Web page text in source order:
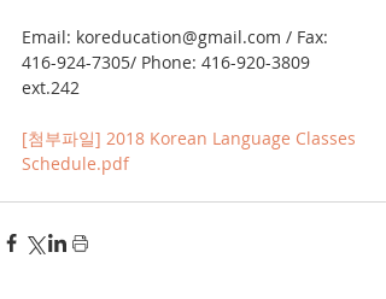
Email: koreducation@gmail.com / Fax:
416-924-7305/ Phone: 416-920-3809
ext.242
[첨부파일] 2018 Korean Language Classes
Schedule.pdf